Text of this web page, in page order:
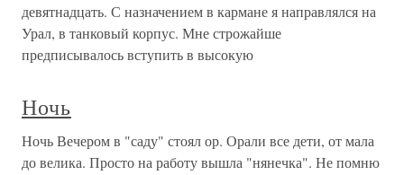
девятнадцать. С назначением в кармане я направлялся на
Урал, в танковый корпус. Мне строжайше
предписывалось вступить в высокую
Ночь
Ночь Вечером в "саду" стоял ор. Орали все дети, от мала
до велика. Просто на работу вышла "нянечка". Не помню